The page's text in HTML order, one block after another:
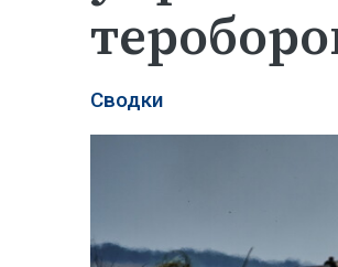
Сводки